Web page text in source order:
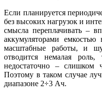
Если планируется
без высоких нагрузок и
смысла переплачивать –
аккумуляторами
масштабные работы, и
отводится немалая
недостаточно – слишком
Поэтому в таком случае
диапазоне 2÷3 Ач.